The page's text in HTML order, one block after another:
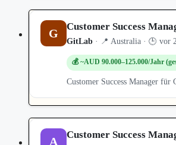
G Customer Success
GitLab · 📍 Australia · 🕒 vor
💰 ~AUD 90.000–125.000/Jahr
Customer Success Manager
A Customer Success